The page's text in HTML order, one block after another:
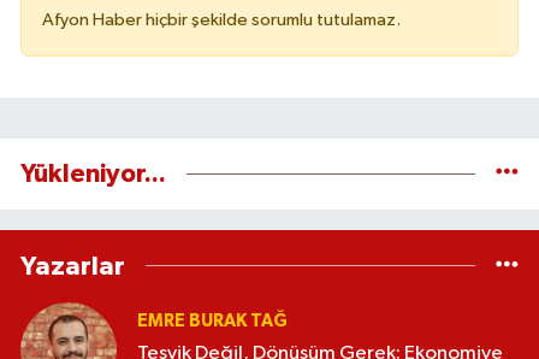
Afyon Haber hiçbir şekilde sorumlu tutulamaz.
Yükleniyor...
Yazarlar
EMRE BURAK TAĞ
Teşvik Değil, Dönüşüm Gerek: Ekonomiye